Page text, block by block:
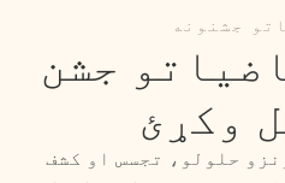
جشنونه
جشن
وکړئ
حلولو، تجسس او کشف